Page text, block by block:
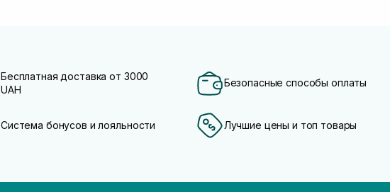
Бесплатная доставка от 3000
UAH
Безопасные способы оплаты
Система бонусов и лояльности Лучшие цены и топ товары